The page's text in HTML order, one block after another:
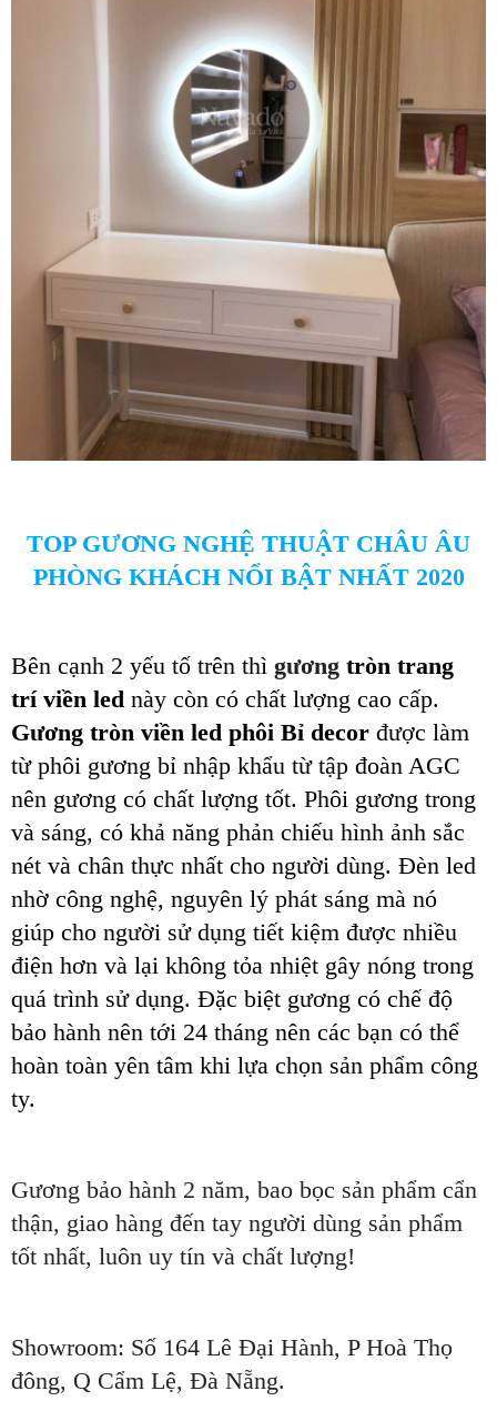
TOP GƯƠNG NGHỆ THUẬT CHÂU ÂU
PHÒNG KHÁCH NỔI BẬT NHẤT 2020
Bên cạnh 2 yếu tố trên thì gương tròn trang
trí viền led này còn có chất lượng cao cấp.
Gương tròn viền led phôi Bỉ decor được làm
từ phôi gương bỉ nhập khẩu từ tập đoàn AGC
nên gương có chất lượng tốt. Phôi gương trong
và sáng, có khả năng phản chiếu hình ảnh sắc
nét và chân thực nhất cho người dùng. Đèn led
nhờ công nghệ, nguyên lý phát sáng mà nó
giúp cho người sử dụng tiết kiệm được nhiều
điện hơn và lại không tỏa nhiệt gây nóng trong
quá trình sử dụng. Đặc biệt gương có chế độ
bảo hành nên tới 24 tháng nên các bạn có thể
hoàn toàn yên tâm khi lựa chọn sản phẩm công
ty.
Gương bảo hành 2 năm, bao bọc sản phẩm cẩn
thận, giao hàng đến tay người dùng sản phẩm
tốt nhất, luôn uy tín và chất lượng!
Showroom: Số 164 Lê Đại Hành, P Hoà Thọ
đông, Q Cẩm Lệ, Đà Nẵng.